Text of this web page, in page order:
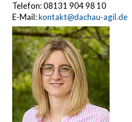
Telefon: 08131 904 98 10
E-Mail: kontakt@dachau-agil.de